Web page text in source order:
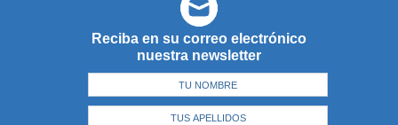
Reciba en su correo electrónico
nuestra newsletter